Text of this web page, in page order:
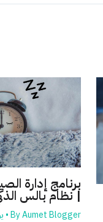
برنامج إدارة
| نظام بالس
ByAumet Blogger
•